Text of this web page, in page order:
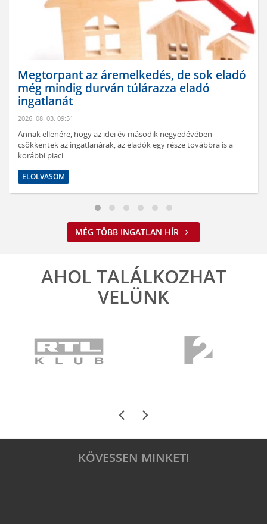
Megtorpant az áremelkedés, de sok eladó
még mindig durván túlárazza eladó
ingatlanát
2026. 08. 03. 09:51
Annak ellenére, hogy az idei év második negyedévében
csökkentek az ingatlanárak, az eladók egy része továbbra is a
korábbi piaci ...
ELOLVASOM
MÉG TÖBB INGATLAN HÍR
AHOL TALÁLKOZHAT
VELÜNK
KÖVESSEN MINKET!